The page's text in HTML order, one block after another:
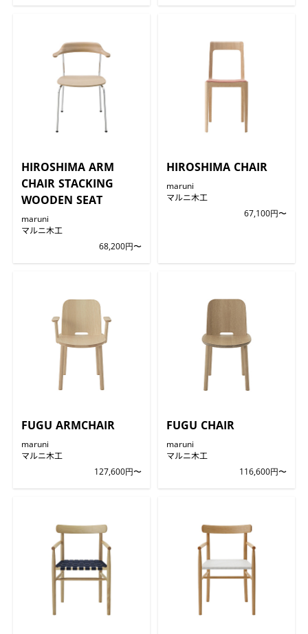
HIROSHIMA ARM
CHAIR STACKING
WOODEN SEAT
maruni
マルニ木工
68,200円〜
HIROSHIMA CHAIR
maruni
マルニ木工
67,100円〜
FUGU ARMCHAIR
maruni
マルニ木工
127,600円〜
FUGU CHAIR
maruni
マルニ木工
116,600円〜